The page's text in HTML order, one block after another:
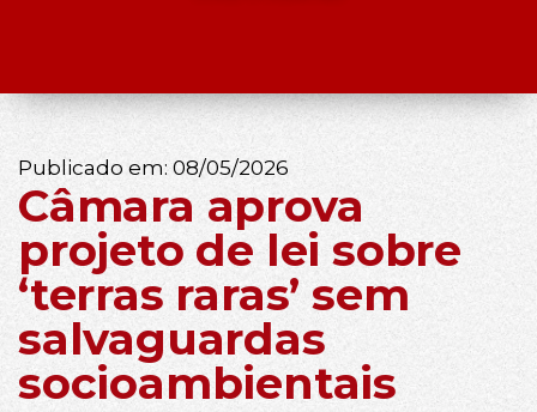
Publicado em: 08/05/2026
Câmara aprova
projeto de lei sobre
‘terras raras’ sem
salvaguardas
socioambientais